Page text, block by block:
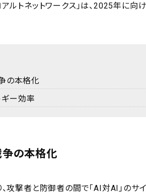
ルトネットワークス」は、2025年に
の本格化
ギー効率
争の本格化
攻撃者と防御者の間で「AI対AI」のサ